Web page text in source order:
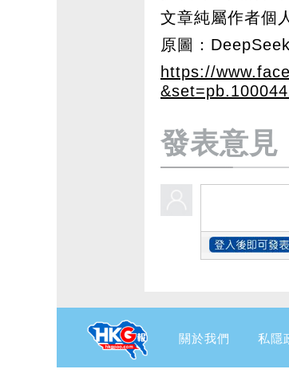
文章純屬作者個
原圖：
https://
發表意見
關於我們 私隱